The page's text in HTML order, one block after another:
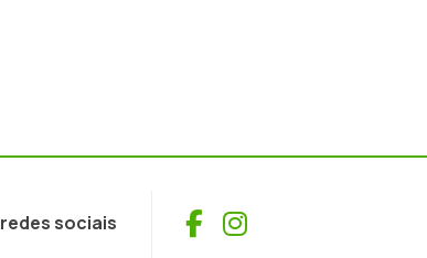
sociais Facebook
Instagram